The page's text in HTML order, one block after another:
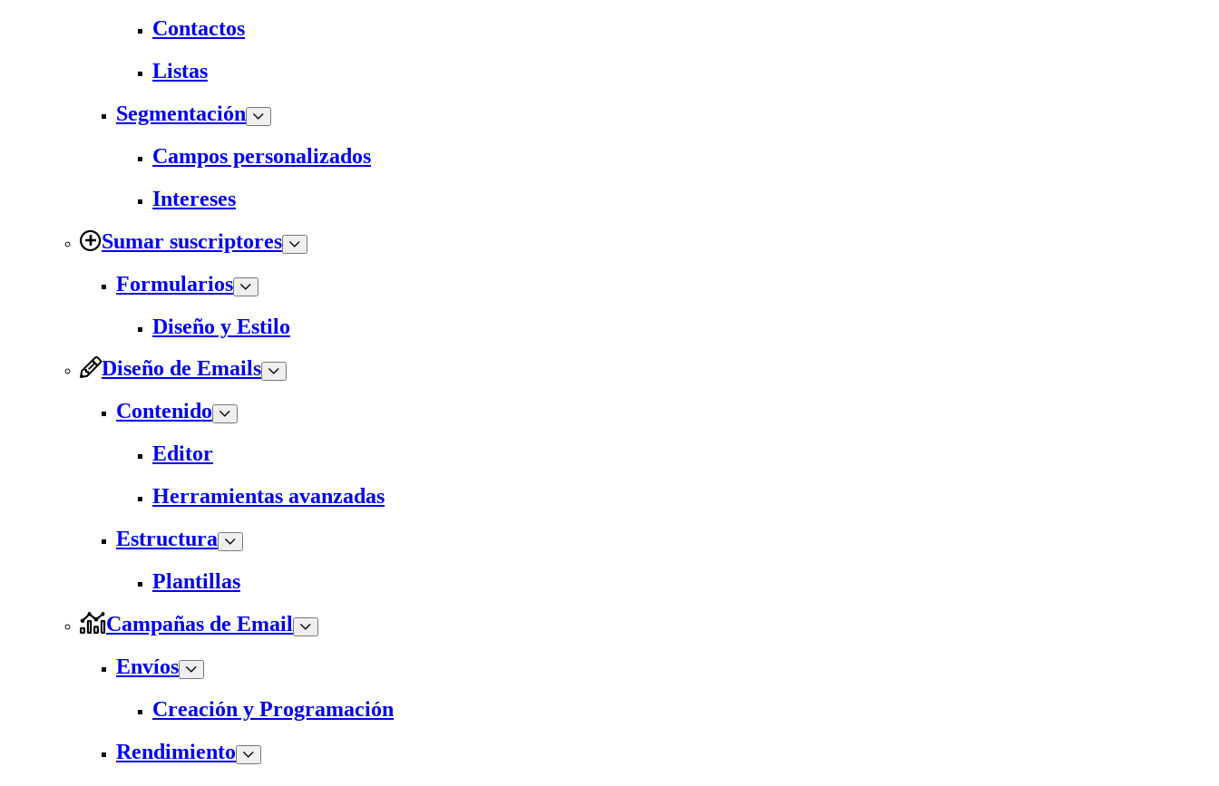
Contactos
Listas
Segmentación
Campos personalizados
Intereses
Sumar suscriptores
Formularios
Diseño y Estilo
Diseño de Emails
Contenido
Editor
Herramientas avanzadas
Estructura
Plantillas
Campañas de Email
Envíos
Creación y Programación
Rendimiento